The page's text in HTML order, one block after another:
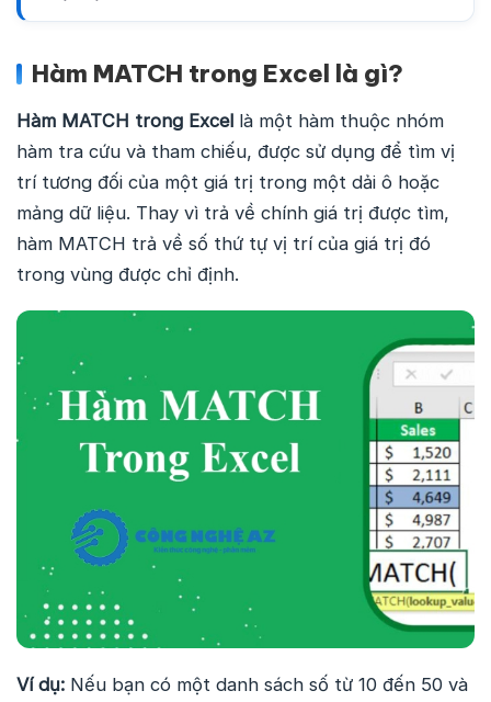
Hàm MATCH trong Excel là gì?
Hàm MATCH trong Excel là một hàm thuộc nhóm
hàm tra cứu và tham chiếu, được sử dụng để tìm vị
trí tương đối của một giá trị trong một dải ô hoặc
mảng dữ liệu. Thay vì trả về chính giá trị được tìm,
hàm MATCH trả về số thứ tự vị trí của giá trị đó
trong vùng được chỉ định.
Ví dụ: Nếu bạn có một danh sách số từ 10 đến 50 và